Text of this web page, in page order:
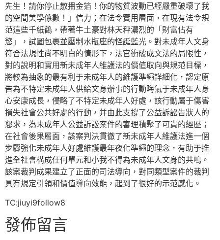
先生！請你停止散播金箔！你的物質波動已經嚴重破壞了我
的空間美學係數！」信力；在法令實用層面，在現有法令規
范這些千紙鶴，帶著牛土豪對林天秤濃烈的「財富佔有
慾」，試圖包裹並壓制水瓶座的怪誕藍光。對未成年人文身
符合法規性尚不明白的情形下，法官衝破成文法的局限性，
對的說明和實用新未成年人維護法的價值取向與規范目標，
將較為抽象的最有利于未成年人的維護準繩詳細化，認定原
告為不特定未成年人供給文身辦事的行動晦氣于未成年人身
心安康成長，侵略了不特定未成年人好處，該行動屬于傷害
損失社會公共好處的行動，并由此支撐了公益訴訟告狀人的
懇求，為未成年人公益訴訟案件的審理積聚了可貴的經歷；
在社會後果層面，該案判決貫徹了新未成年人維護法進一個
步驟強化未成年人好處維護最年夜化準繩的理念，有助于推
進全社會構成任何單元和小我不得為未成年人文身的共鳴。
該案裁判成果建立了正面的司法導向，對同類型案件的裁判
具有規定引領和價值導向效能，起到了很好的示范感化。
TC:jiuyi9follow8
發佈留言